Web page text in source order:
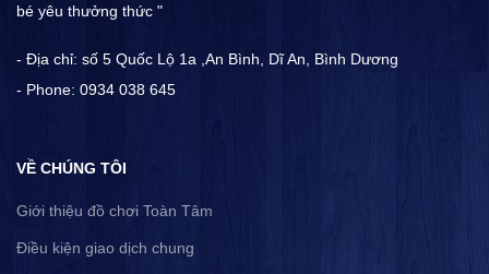
bé yêu thưởng thức "
- Địa chỉ: số 5 Quốc Lộ 1a ,An Bình, Dĩ An, Bình Dương
- Phone: 0934 038 645
VỀ CHÚNG TÔI
Giới thiệu đồ chơi Toàn Tâm
Điều kiện giao dịch chung